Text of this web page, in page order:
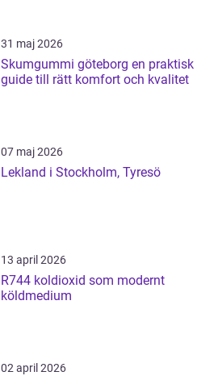
31 maj 2026
Skumgummi göteborg en praktisk
guide till rätt komfort och kvalitet
07 maj 2026
Lekland i Stockholm, Tyresö
13 april 2026
R744 koldioxid som modernt
köldmedium
02 april 2026